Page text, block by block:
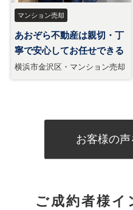
お客様の
ご成約者様イ